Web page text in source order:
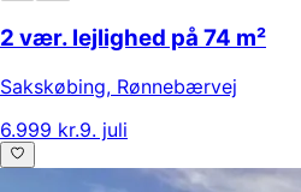
2 vær. lejlighed på 74 m²
Sakskøbing, Rønnebærvej
6.999 kr.9. juli